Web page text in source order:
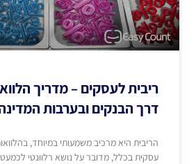
ריבית לעסקים – מדריך
דרך הבנקים ובערבות
הריבית היא מרכיב משמעותי במיוחד,
עסקית בכלל, מדובר על נושא רלוונטי